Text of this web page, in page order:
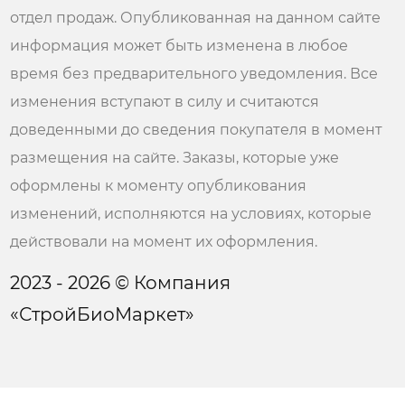
отдел продаж. Опубликованная на данном сайте
информация может быть изменена в любое
время без предварительного уведомления. Все
изменения вступают в силу и считаются
доведенными до сведения покупателя в момент
размещения на сайте. Заказы, которые уже
оформлены к моменту опубликования
изменений, исполняются на условиях, которые
действовали на момент их оформления.
2023 - 2026 © Компания
«СтройБиоМаркет»